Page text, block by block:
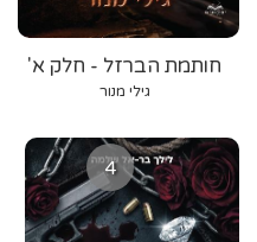
חותמת הברזל - חלק א'
גילי מנור
4